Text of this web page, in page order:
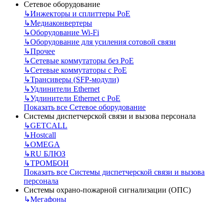
Сетевое оборудование
↳Инжекторы и сплиттеры РоЕ
↳Медиаконвертеры
↳Оборудование Wi-Fi
↳Оборудование для усиления сотовой связи
↳Прочее
↳Сетевые коммутаторы без РоЕ
↳Сетевые коммутаторы с РоЕ
↳Трансиверы (SFP-модули)
↳Удлинители Ethernet
↳Удлинители Ethernet с PoE
Показать все Сетевое оборудование
Системы диспетчерской связи и вызова персонала
↳GETCALL
↳Hostcall
↳OMEGA
↳RU БЛЮЗ
↳ТРОМБОН
Показать все Системы диспетчерской связи и вызова
персонала
Системы охрано-пожарной сигнализации (ОПС)
↳Мегафоны